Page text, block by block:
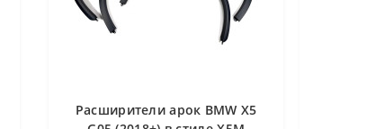
Расширители арок BMW X5